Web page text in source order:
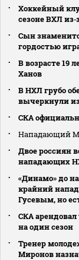
Хоккейный
сезоне ВХЛ
Сын
гордостью
В возрасте 19
Ханов
В НХЛ грубо
вычеркнули
СКА
Нападающий
Двое россиян
нападающих
«Динамо» до
крайний
Гусевым, но
СКА арендовал
на один сезон
Тренер
Миронов